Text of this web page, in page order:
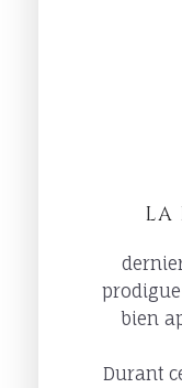
LA
bien
Durant